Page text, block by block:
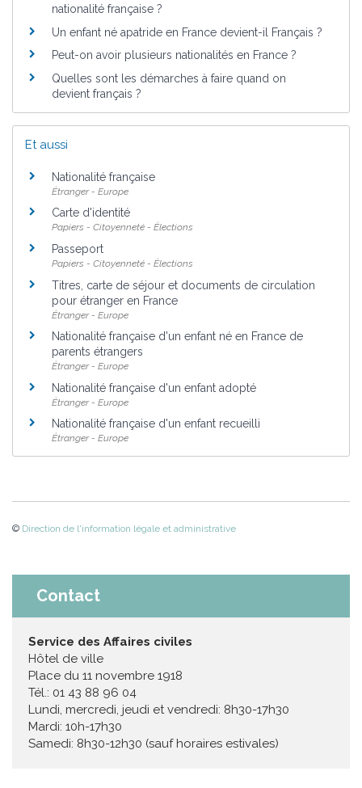
nationalité française ?
Un enfant né apatride en France devient-il Français ?
Peut-on avoir plusieurs nationalités en France ?
Quelles sont les démarches à faire quand on
devient français ?
Et aussi
Nationalité française
Étranger - Europe
Carte d'identité
Papiers - Citoyenneté - Élections
Passeport
Papiers - Citoyenneté - Élections
Titres, carte de séjour et documents de circulation
pour étranger en France
Étranger - Europe
Nationalité française d'un enfant né en France de
parents étrangers
Étranger - Europe
Nationalité française d'un enfant adopté
Étranger - Europe
Nationalité française d'un enfant recueilli
Étranger - Europe
© Direction de l'information légale et administrative
Contact
Service des Affaires civiles
Hôtel de ville
Place du 11 novembre 1918
Tél.: 01 43 88 96 04
Lundi, mercredi, jeudi et vendredi: 8h30-17h30
Mardi: 10h-17h30
Samedi: 8h30-12h30 (sauf horaires estivales)